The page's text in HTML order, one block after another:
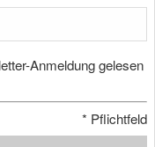
Anmeldung gelesen
* Pflichtfeld